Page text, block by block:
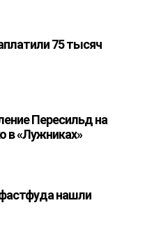
75 тысяч
Пересильд на
в «Лужниках»
фастфуда нашли